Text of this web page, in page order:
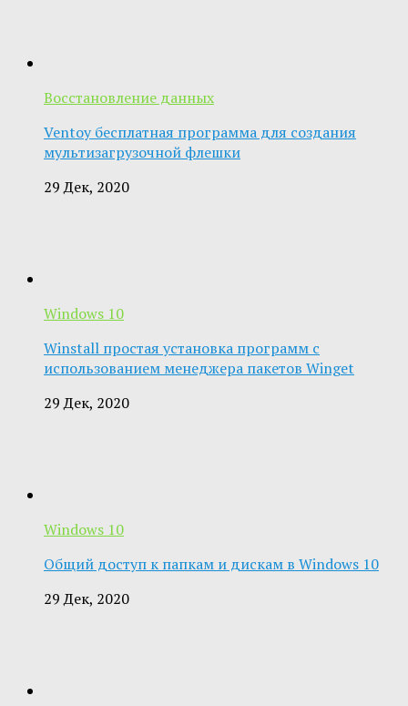
Восстановление данных
Ventoy бесплатная программа для создания
мультизагрузочной флешки
29 Дек, 2020
Windows 10
Winstall простая установка программ с
использованием менеджера пакетов Winget
29 Дек, 2020
Windows 10
Общий доступ к папкам и дискам в Windows 10
29 Дек, 2020